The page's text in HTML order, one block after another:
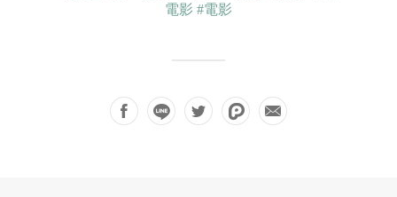
電影 #電影